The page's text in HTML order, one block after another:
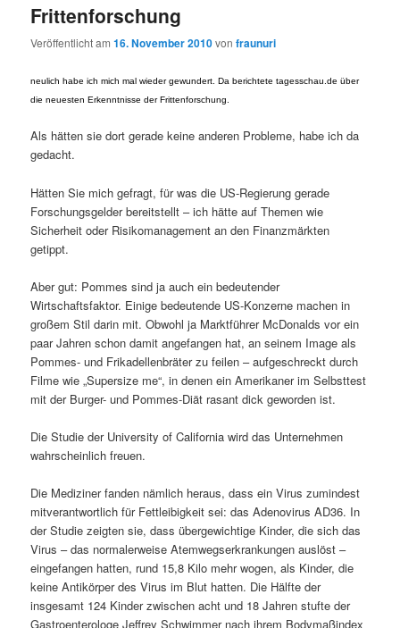
Frittenforschung
Veröffentlicht am16. November 2010vonfraunuri
neulich habe ich mich mal wieder gewundert. Da berichtete tagesschau.de über
die neuesten Erkenntnisse der Frittenforschung.
Als hätten sie dort gerade keine anderen Probleme, habe ich da
gedacht.
Hätten Sie mich gefragt, für was die US-Regierung gerade
Forschungsgelder bereitstellt – ich hätte auf Themen wie
Sicherheit oder Risikomanagement an den Finanzmärkten
getippt.
Aber gut: Pommes sind ja auch ein bedeutender
Wirtschaftsfaktor. Einige bedeutende US-Konzerne machen in
großem Stil darin mit. Obwohl ja Marktführer McDonalds vor ein
paar Jahren schon damit angefangen hat, an seinem Image als
Pommes- und Frikadellenbräter zu feilen – aufgeschreckt durch
Filme wie „Supersize me“, in denen ein Amerikaner im Selbsttest
mit der Burger- und Pommes-Diät rasant dick geworden ist.
Die Studie der University of California wird das Unternehmen
wahrscheinlich freuen.
Die Mediziner fanden nämlich heraus, dass ein Virus zumindest
mitverantwortlich für Fettleibigkeit sei: das Adenovirus AD36. In
der Studie zeigten sie, dass übergewichtige Kinder, die sich das
Virus – das normalerweise Atemwegserkrankungen auslöst –
eingefangen hatten, rund 15,8 Kilo mehr wogen, als Kinder, die
keine Antikörper des Virus im Blut hatten. Die Hälfte der
insgesamt 124 Kinder zwischen acht und 18 Jahren stufte der
Gastroenterologe Jeffrey Schwimmer nach ihrem Bodymaßindex